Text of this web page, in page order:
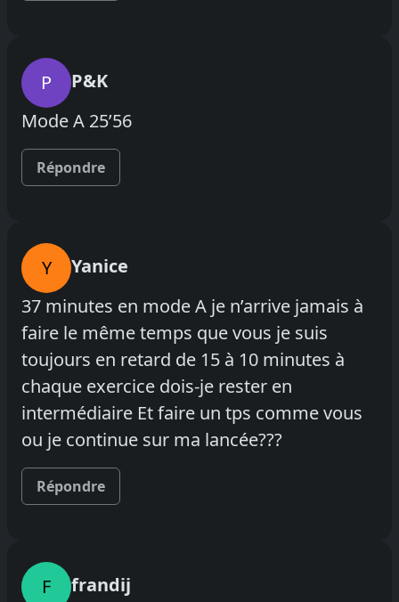
P
P&K
Mode A 25’56
Répondre
Y
Yanice
37 minutes en mode A je n’arrive jamais à
faire le même temps que vous je suis
toujours en retard de 15 à 10 minutes à
chaque exercice dois-je rester en
intermédiaire Et faire un tps comme vous
ou je continue sur ma lancée???
Répondre
F
frandij